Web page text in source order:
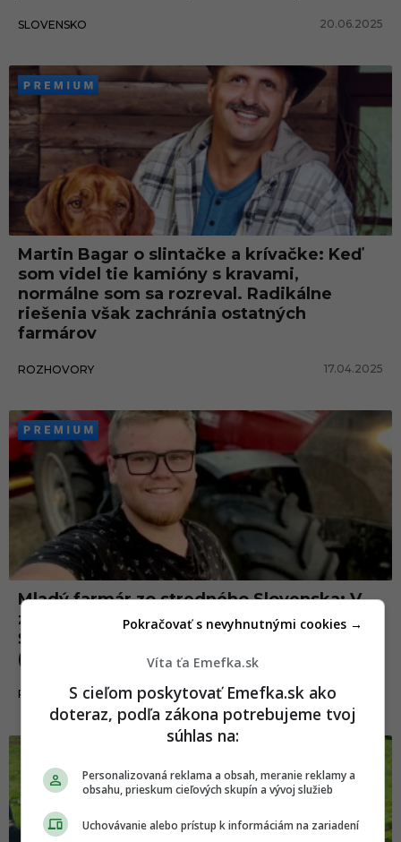
SLOVENSKO 20.06.2025
Martin Bagar o slintačke a krívačke: Keď
som videl tie kamióny s kravami,
normálne som sa rozreval. Radikálne
riešenia však zachránia ostatných
farmárov
ROZHOVORY 17.04.2025
Mladý farmár zo stredného Slovenska: V
zime vstávame každý deň o pol štvrtej.
Štát na dotácie veľakrát nemá peniaze
(ROZHOVOR)
ROZHOVORY 07.09.2024
Víta ťa Emefka.sk
S cieľom poskytovať Emefka.sk ako
doteraz, podľa zákona potrebujeme tvoj
súhlas na:
Personalizovaná reklama a obsah, meranie reklamy a
obsahu, prieskum cieľových skupín a vývoj služieb
Uchovávanie alebo prístup k informáciám na zariadení
Pokračovať s nevyhnutnými cookies →